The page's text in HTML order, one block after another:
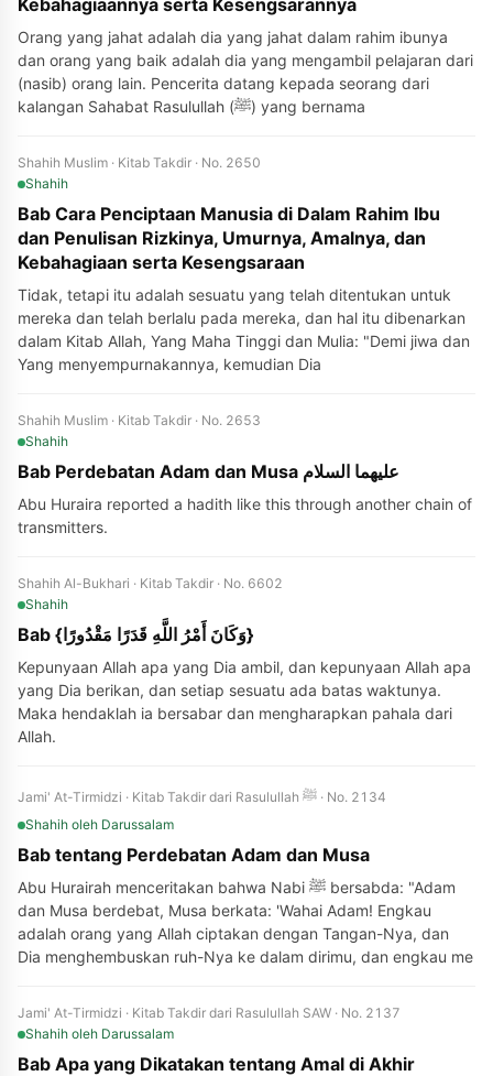
Kebahagiaannya serta Kesengsarannya
Orang yang jahat adalah dia yang jahat dalam rahim ibunya
dan orang yang baik adalah dia yang mengambil pelajaran dari
(nasib) orang lain. Pencerita datang kepada seorang dari
kalangan Sahabat Rasulullah (ﷺ) yang bernama
Shahih Muslim · Kitab Takdir · No. 2650
Shahih
Bab Cara Penciptaan Manusia di Dalam Rahim Ibu
dan Penulisan Rizkinya, Umurnya, Amalnya, dan
Kebahagiaan serta Kesengsaraan
Tidak, tetapi itu adalah sesuatu yang telah ditentukan untuk
mereka dan telah berlalu pada mereka, dan hal itu dibenarkan
dalam Kitab Allah, Yang Maha Tinggi dan Mulia: "Demi jiwa dan
Yang menyempurnakannya, kemudian Dia
Shahih Muslim · Kitab Takdir · No. 2653
Shahih
Bab Perdebatan Adam dan Musa عليهما السلام
Abu Huraira reported a hadith like this through another chain of
transmitters.
Shahih Al-Bukhari · Kitab Takdir · No. 6602
Shahih
Bab {وَكَانَ أَمْرُ اللَّهِ قَدَرًا مَقْدُورًا}
Kepunyaan Allah apa yang Dia ambil, dan kepunyaan Allah apa
yang Dia berikan, dan setiap sesuatu ada batas waktunya.
Maka hendaklah ia bersabar dan mengharapkan pahala dari
Allah.
Jami' At-Tirmidzi · Kitab Takdir dari Rasulullah ﷺ · No. 2134
Shahih oleh Darussalam
Bab tentang Perdebatan Adam dan Musa
Abu Hurairah menceritakan bahwa Nabi ﷺ bersabda: "Adam
dan Musa berdebat, Musa berkata: 'Wahai Adam! Engkau
adalah orang yang Allah ciptakan dengan Tangan-Nya, dan
Dia menghembuskan ruh-Nya ke dalam dirimu, dan engkau me
Jami' At-Tirmidzi · Kitab Takdir dari Rasulullah SAW · No. 2137
Shahih oleh Darussalam
Bab Apa yang Dikatakan tentang Amal di Akhir